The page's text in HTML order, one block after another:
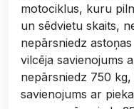
motociklus, kuru
un sēdvietu skaits,
nepārsniedz
vilcēja savienojums
nepārsniedz 750
savienojums ar